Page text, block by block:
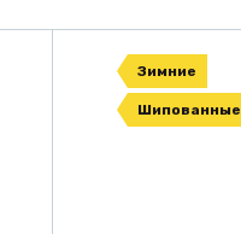
Зимние
Шипованные